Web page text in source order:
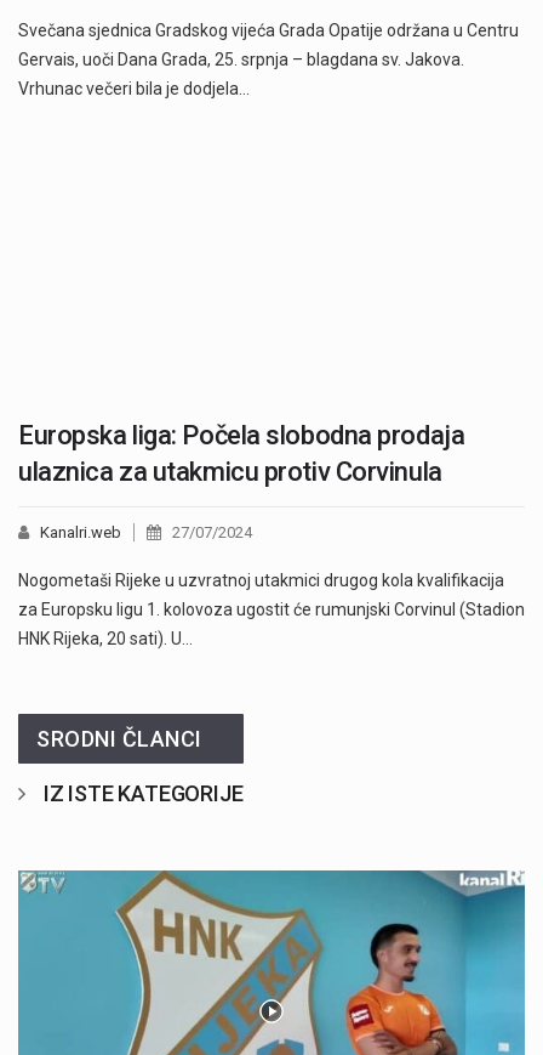
Svečana sjednica Gradskog vijeća Grada Opatije održana u Centru
Gervais, uoči Dana Grada, 25. srpnja – blagdana sv. Jakova.
Vrhunac večeri bila je dodjela…
Europska liga: Počela slobodna prodaja
ulaznica za utakmicu protiv Corvinula
Kanalri.web 27/07/2024
Nogometaši Rijeke u uzvratnoj utakmici drugog kola kvalifikacija
za Europsku ligu 1. kolovoza ugostit će rumunjski Corvinul (Stadion
HNK Rijeka, 20 sati). U…
SRODNI ČLANCI
IZ ISTE KATEGORIJE